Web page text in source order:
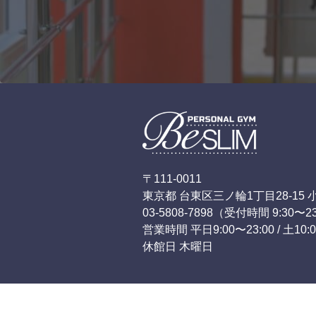
〒111-0011
東京都 台東区三ノ輪1丁目28-15
03-5808-7898 （受付時間 9:30〜
営業時間 平日9:00〜23:00 / 土
休館日 木曜日